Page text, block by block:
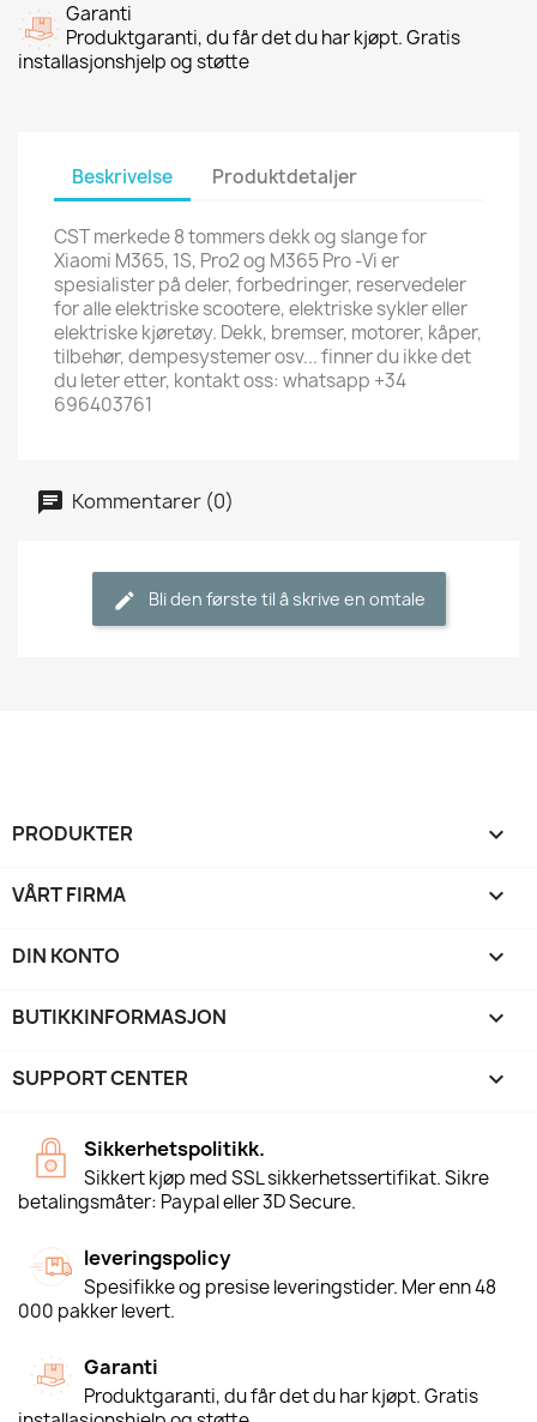
Garanti
Produktgaranti, du får det du har kjøpt. Gratis
installasjonshjelp og støtte
Beskrivelse Produktdetaljer
CST merkede 8 tommers dekk og slange for
Xiaomi M365, 1S, Pro2 og M365 Pro -Vi er
spesialister på deler, forbedringer, reservedeler
for alle elektriske scootere, elektriske sykler eller
elektriske kjøretøy. Dekk, bremser, motorer, kåper,
tilbehør, dempesystemer osv... finner du ikke det
du leter etter, kontakt oss: whatsapp +34
696403761
Kommentarer (0)
Bli den første til å skrive en omtale
PRODUKTER 
VÅRT FIRMA 
DIN KONTO 
BUTIKKINFORMASJON keyboard_arrow_down
SUPPORT CENTER 
Sikkerhetspolitikk.
Sikkert kjøp med SSL sikkerhetssertifikat. Sikre
betalingsmåter: Paypal eller 3D Secure.
leveringspolicy
Spesifikke og presise leveringstider. Mer enn 48
000 pakker levert.
Garanti
Produktgaranti, du får det du har kjøpt. Gratis